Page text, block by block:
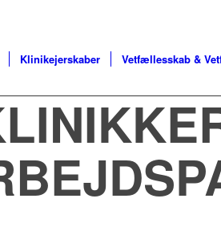
Klinikejerskaber Vetfællesskab &